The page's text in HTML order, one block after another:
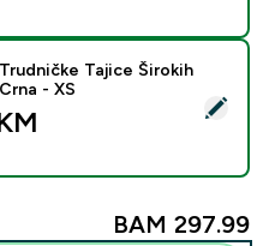
Ženske Trudničke Tajice
Tajice Širokih
- XS
BAM 297.99‎